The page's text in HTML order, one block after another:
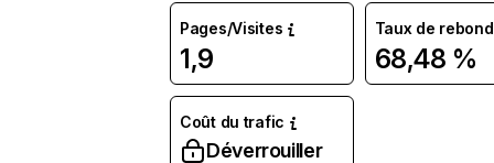
Pages/Visites
1,9
Taux de rebond
68,48 %
Coût du trafic
Déverrouiller